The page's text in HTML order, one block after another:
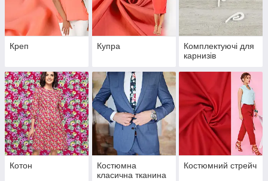
Креп Купра
Комплектуючі для
карнизів
Котон
Костюмна
класична тканина
Костюмний стрейч